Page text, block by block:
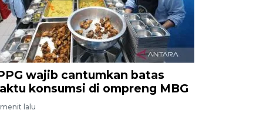
wajib cantumkan batas
konsumsi di ompreng MBG
lalu